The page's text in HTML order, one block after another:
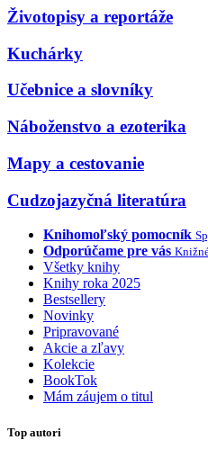
Životopisy a reportáže
Kuchárky
Učebnice a slovníky
Náboženstvo a ezoterika
Mapy a cestovanie
Cudzojazyčná literatúra
Knihomoľský pomocník
Odporúčame pre vás
Všetky knihy
Knihy roka 2025
Bestsellery
Novinky
Pripravované
Akcie a zľavy
Kolekcie
BookTok
Mám záujem o titul
Top autori